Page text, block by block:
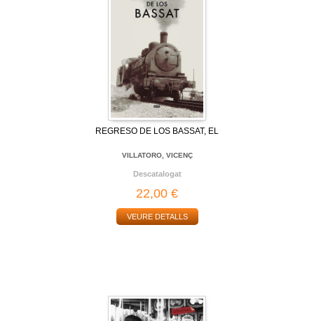
REGRESO DE LOS BASSAT, EL
VILLATORO, VICENÇ
Descatalogat
22,00 €
VEURE DETALLS